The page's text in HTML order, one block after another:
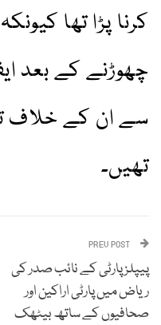
کرنا پڑا تھا
چھوڑنے کے بعد
سے ان کے خلاف
تھیں۔
پیپلز پارٹی کے نائب صدر کی
ریاض میں پارٹی اراکین اور
صحافیوں کے ساتھ بیٹھک